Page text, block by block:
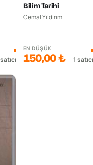
satıcı
Bilim Tarihi
Cemal Yıldırım
EN DÜŞÜK
150,00 ₺ 1 satıcı